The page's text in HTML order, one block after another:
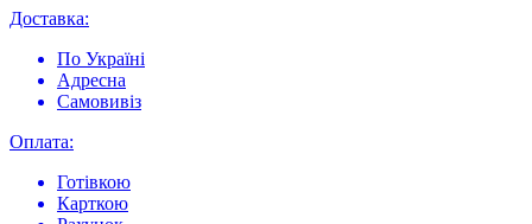
Доставка:
По Україні
Адресна
Самовивіз
Оплата:
Готівкою
Карткою